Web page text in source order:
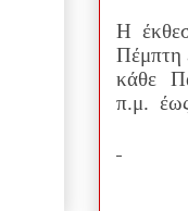
Η
Πέμπτη
κάθε
π.μ.